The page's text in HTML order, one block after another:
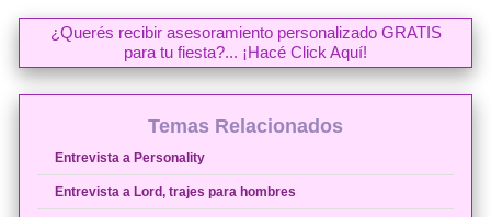
¿Querés recibir asesoramiento personalizado GRATIS
para tu fiesta?... ¡Hacé Click Aquí!
Temas Relacionados
Entrevista a Personality
Entrevista a Lord, trajes para hombres